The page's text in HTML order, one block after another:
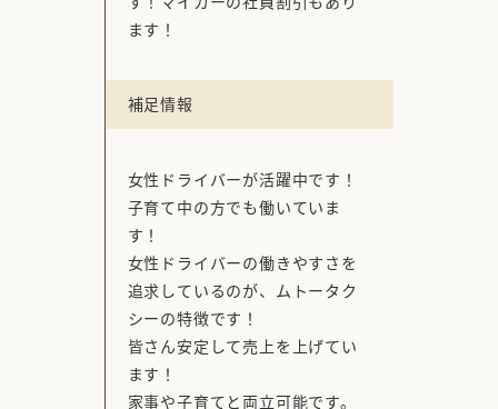
ます！
補足情報
女性ドライバーが活躍中です！
子育て中の方でも働いていま
す！
女性ドライバーの働きやすさを
追求しているのが、ムトータク
シーの特徴です！
皆さん安定して売上を上げてい
ます！
家事や子育てと両立可能です。